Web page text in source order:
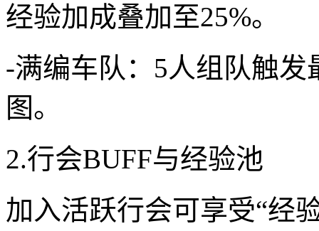
经验加成叠加至25%。
-满编车队：5人组队触发
图。
2.行会BUFF与经验池
加入活跃行会可享受“经